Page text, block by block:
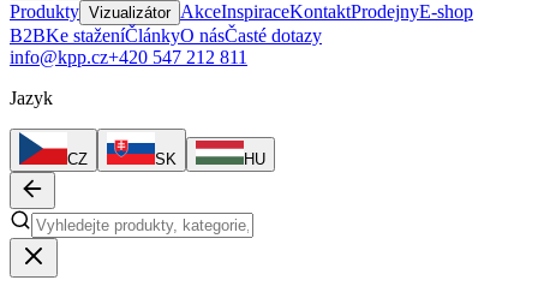
Produkty Vizualizátor AkceInspiraceKontaktProdejnyE-shop
B2BKe staženíČlánkyO násČasté dotazy
info@kpp.cz+420 547 212 811
Jazyk
CZ SK HU